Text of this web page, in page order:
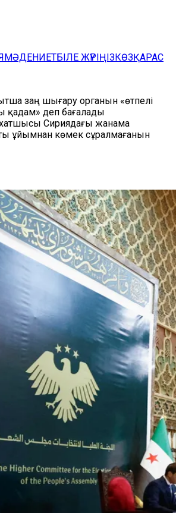
МӘДЕНИЕТБІЛЕ ЖҮРІҢІЗКӨЗҚАРАС
заң шығару органын «өтпелі
қадам» деп бағалады
Сириядағы жанама
ұйымнан көмек сұралмағанын